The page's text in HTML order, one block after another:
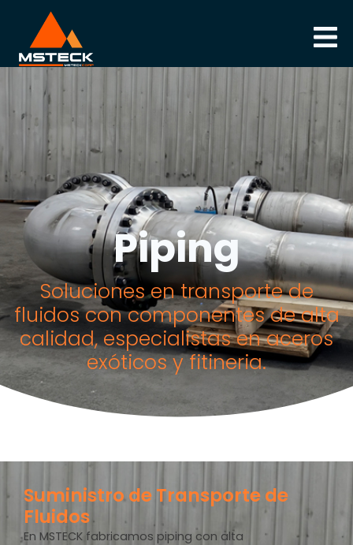
Piping
Piping
Soluciones en transporte de
fluidos con componentes de alta
calidad, especialistas en aceros
exóticos y fitineria.
Suministro de Transporte de
Fluidos
En MSTECK fabricamos piping con alta